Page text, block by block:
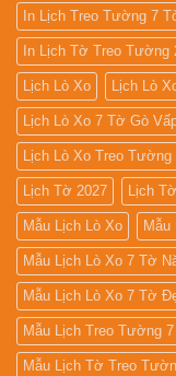
In Lịch Treo Tường 7
In Lịch Tờ Treo Tường
Lịch Lò Xo Lịch Lò
Lịch Lò Xo 7 Tờ Gò
Lịch Lò Xo Treo Tường
Lịch Tờ 2027 Lịch
Mẫu Lịch Lò Xo
Mẫu Lịch Lò Xo 7 Tờ
Mẫu Lịch Lò Xo 7 Tờ
Mẫu Lịch Treo Tường
Mẫu Lịch Tờ Treo